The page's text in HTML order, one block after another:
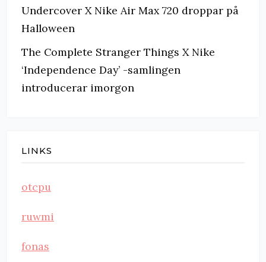
Undercover X Nike Air Max 720 droppar på
Halloween
The Complete Stranger Things X Nike
‘Independence Day’ -samlingen
introducerar imorgon
LINKS
otcpu
ruwmi
fonas